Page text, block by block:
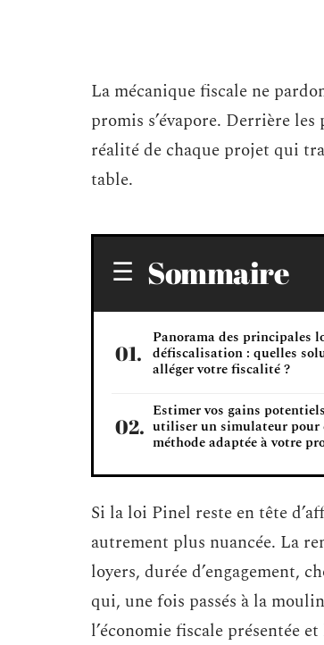
La mécanique fiscale ne
promis s’évapore. Derrière
réalité de chaque projet qui
table.
Sommaire
Panorama des principales
défiscalisation : quelles
alléger votre fiscalité ?
Estimer vos gains
utiliser un simulateur pour
méthode adaptée à votre
Si la loi Pinel reste en tête
autrement plus nuancée. La
loyers, durée d’engagement,
qui, une fois passés à la
l’économie fiscale présentée